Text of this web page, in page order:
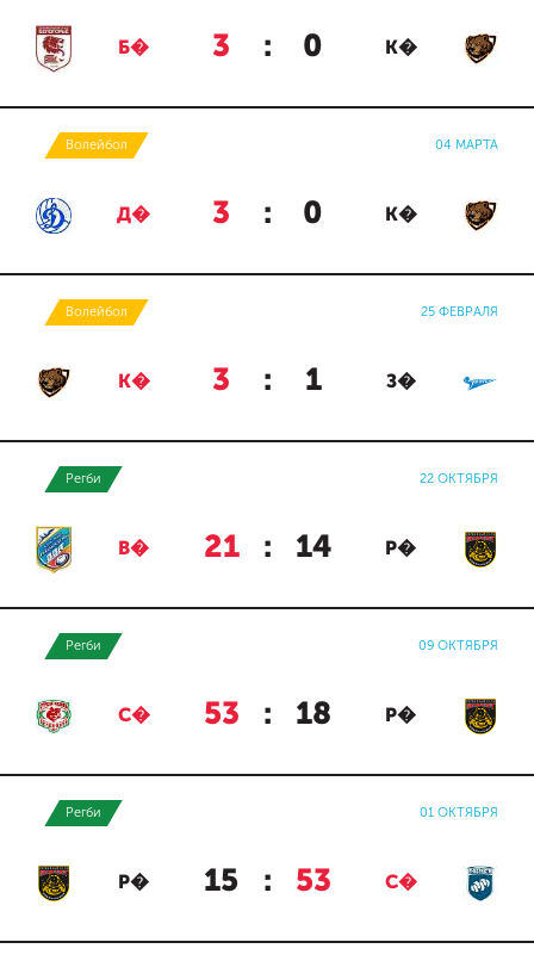
Б� 3 : 0 К�
Волейбол 04 МАРТА
Д� 3 : 0 К�
Волейбол 25 ФЕВРАЛЯ
К� 3 : 1 З�
Регби 22 ОКТЯБРЯ
В� 21 : 14 Р�
Регби 09 ОКТЯБРЯ
С� 53 : 18 Р�
Регби 01 ОКТЯБРЯ
Р� 15 : 53 С�